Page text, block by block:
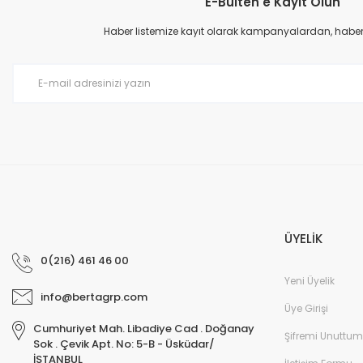
Ürün resmi kalitesiz, bozuk veya görüntülenemiyor.
Ürün açıklamasında eksik bilgiler bulunuyor.
Haber listemize kayıt olarak kampanyalardan,
0(216) 461 46 00
info@bertagrp.com
Cumhuriyet Mah. Libadiye Cad . Doğanay
Sok . Çevik Apt. No: 5-B - Üsküdar/
İSTANBUL
ÜYELİK
Yeni Üyelik
Üye Girişi
Şifremi Unuttum